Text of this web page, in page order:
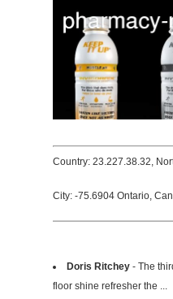
Country: 23.227.38.32,
City: -75.6904 Ontario,
Doris Ritchey - The
floor shine refresher the ...